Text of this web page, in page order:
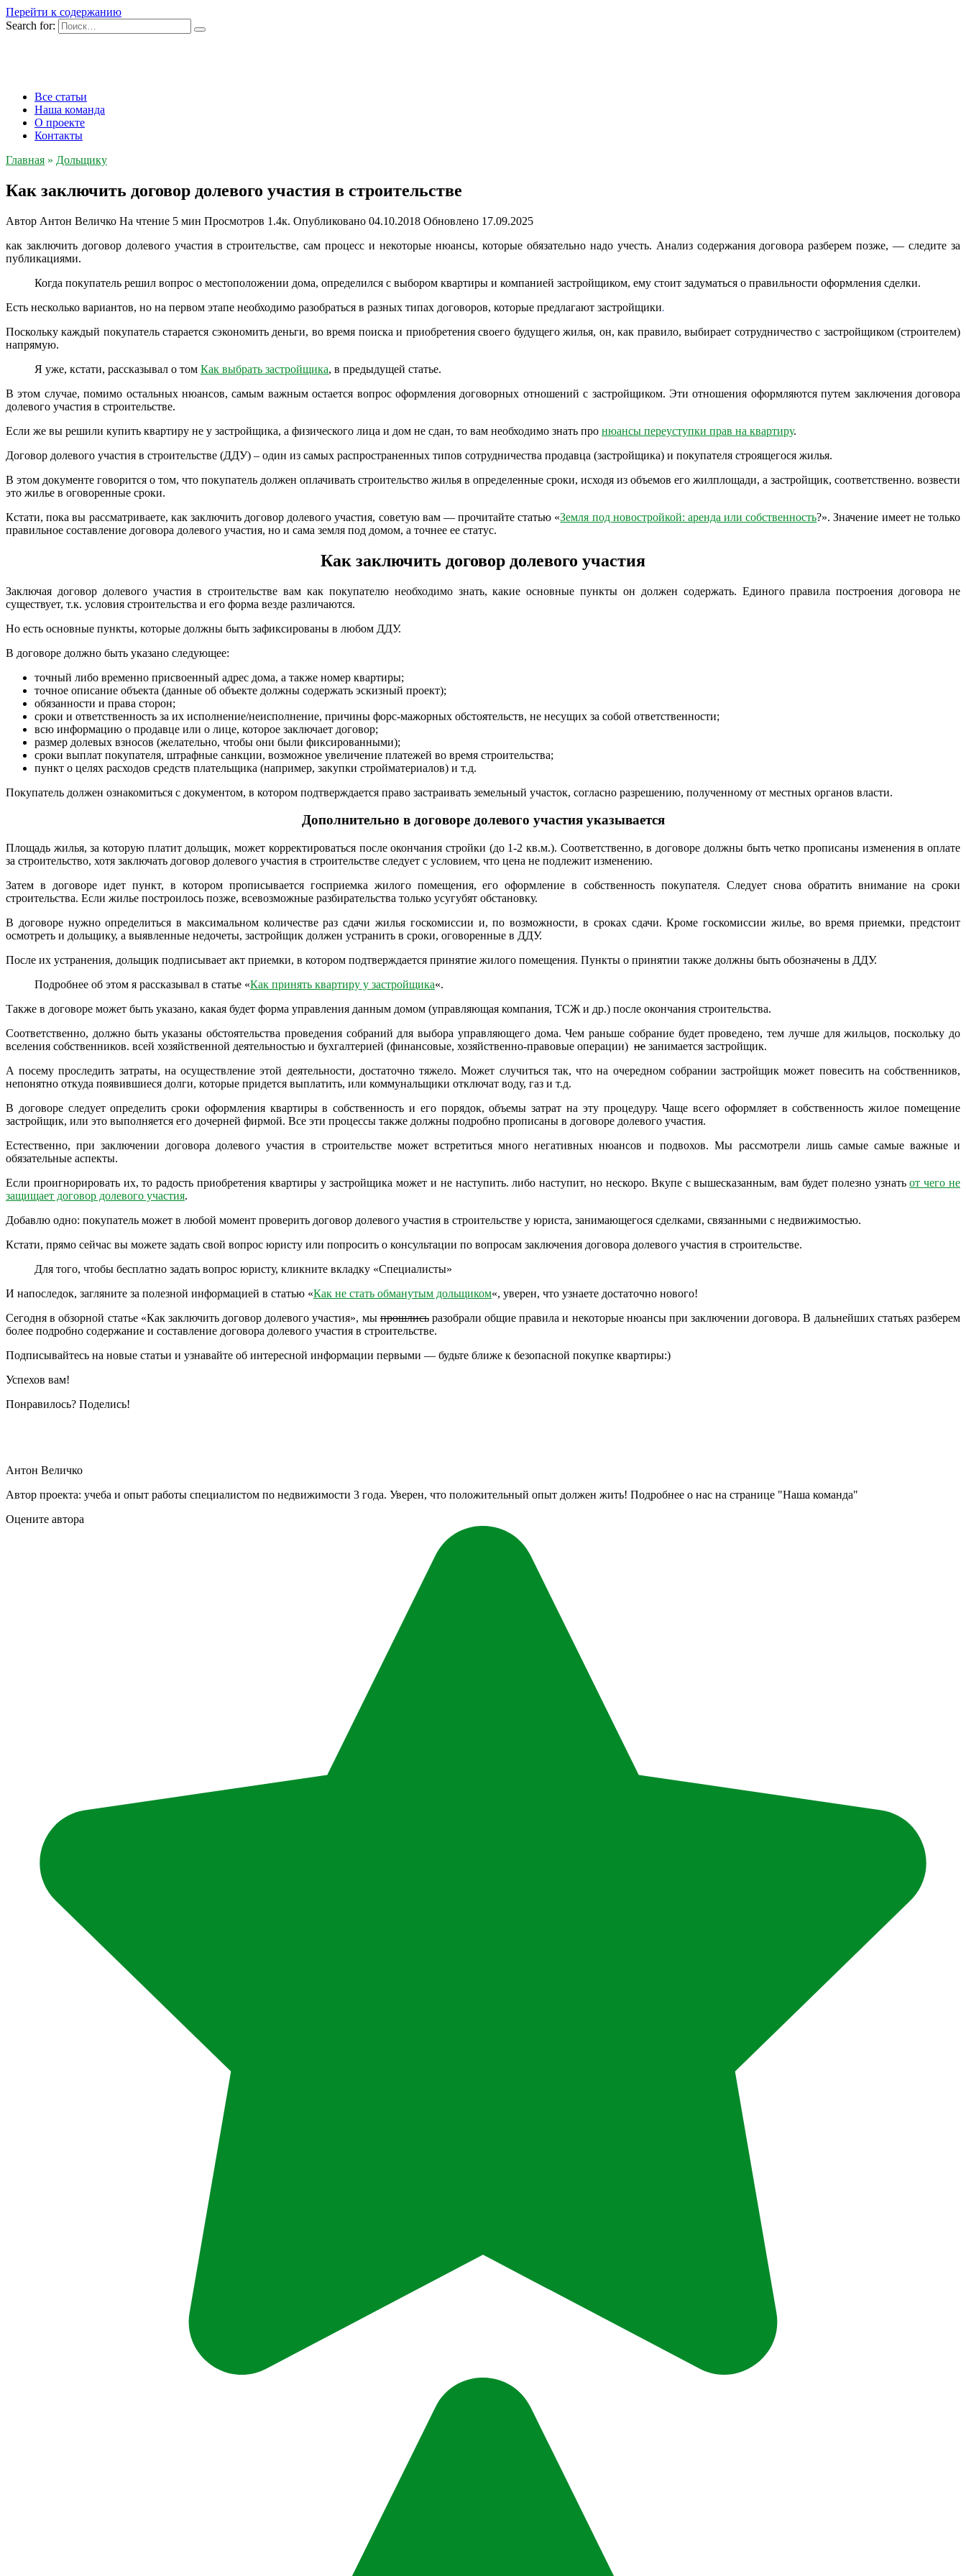
Перейти к содержанию
Search for:
Все статьи
Наша команда
О проекте
Контакты
Главная » Дольщику
Как заключить договор долевого участия в строительстве
Автор Антон Величко На чтение 5 мин Просмотров 1.4к. Опубликовано 04.10.2018 Обновлено 17.09.2025
как заключить договор долевого участия в строительстве, сам процесс и некоторые нюансы, которые обязательно надо учесть. Анализ содержания договора разберем позже, — следите за
публикациями.
Когда покупатель решил вопрос о местоположении дома, определился с выбором квартиры и компанией застройщиком, ему стоит задуматься о правильности оформления сделки.
Есть несколько вариантов, но на первом этапе необходимо разобраться в разных типах договоров, которые предлагают застройщики.
Поскольку каждый покупатель старается сэкономить деньги, во время поиска и приобретения своего будущего жилья, он, как правило, выбирает сотрудничество с застройщиком (строителем)
напрямую.
Я уже, кстати, рассказывал о том Как выбрать застройщика, в предыдущей статье.
В этом случае, помимо остальных нюансов, самым важным остается вопрос оформления договорных отношений с застройщиком. Эти отношения оформляются путем заключения договора
долевого участия в строительстве.
Если же вы решили купить квартиру не у застройщика, а физического лица и дом не сдан, то вам необходимо знать про нюансы переуступки прав на квартиру.
Договор долевого участия в строительстве (ДДУ) – один из самых распространенных типов сотрудничества продавца (застройщика) и покупателя строящегося жилья.
В этом документе говорится о том, что покупатель должен оплачивать строительство жилья в определенные сроки, исходя из объемов его жилплощади, а застройщик, соответственно. возвести
это жилье в оговоренные сроки.
Кстати, пока вы рассматриваете, как заключить договор долевого участия, советую вам — прочитайте статью «Земля под новостройкой: аренда или собственность?». Значение имеет не только
правильное составление договора долевого участия, но и сама земля под домом, а точнее ее статус.
Как заключить договор долевого участия
Заключая договор долевого участия в строительстве вам как покупателю необходимо знать, какие основные пункты он должен содержать. Единого правила построения договора не
существует, т.к. условия строительства и его форма везде различаются.
Но есть основные пункты, которые должны быть зафиксированы в любом ДДУ.
В договоре должно быть указано следующее:
точный либо временно присвоенный адрес дома, а также номер квартиры;
точное описание объекта (данные об объекте должны содержать эскизный проект);
обязанности и права сторон;
сроки и ответственность за их исполнение/неисполнение, причины форс-мажорных обстоятельств, не несущих за собой ответственности;
всю информацию о продавце или о лице, которое заключает договор;
размер долевых взносов (желательно, чтобы они были фиксированными);
сроки выплат покупателя, штрафные санкции, возможное увеличение платежей во время строительства;
пункт о целях расходов средств плательщика (например, закупки стройматериалов) и т.д.
Покупатель должен ознакомиться с документом, в котором подтверждается право застраивать земельный участок, согласно разрешению, полученному от местных органов власти.
Дополнительно в договоре долевого участия указывается
Площадь жилья, за которую платит дольщик, может корректироваться после окончания стройки (до 1-2 кв.м.). Соответственно, в договоре должны быть четко прописаны изменения в оплате
за строительство, хотя заключать договор долевого участия в строительстве следует с условием, что цена не подлежит изменению.
Затем в договоре идет пункт, в котором прописывается госприемка жилого помещения, его оформление в собственность покупателя. Следует снова обратить внимание на сроки
строительства. Если жилье построилось позже, всевозможные разбирательства только усугубят обстановку.
В договоре нужно определиться в максимальном количестве раз сдачи жилья госкомиссии и, по возможности, в сроках сдачи. Кроме госкомиссии жилье, во время приемки, предстоит
осмотреть и дольщику, а выявленные недочеты, застройщик должен устранить в сроки, оговоренные в ДДУ.
После их устранения, дольщик подписывает акт приемки, в котором подтверждается принятие жилого помещения. Пункты о принятии также должны быть обозначены в ДДУ.
Подробнее об этом я рассказывал в статье «Как принять квартиру у застройщика«.
Также в договоре может быть указано, какая будет форма управления данным домом (управляющая компания, ТСЖ и др.) после окончания строительства.
Соответственно, должно быть указаны обстоятельства проведения собраний для выбора управляющего дома. Чем раньше собрание будет проведено, тем лучше для жильцов, поскольку до
вселения собственников. всей хозяйственной деятельностью и бухгалтерией (финансовые, хозяйственно-правовые операции) не занимается застройщик.
А посему проследить затраты, на осуществление этой деятельности, достаточно тяжело. Может случиться так, что на очередном собрании застройщик может повесить на собственников,
непонятно откуда появившиеся долги, которые придется выплатить, или коммунальщики отключат воду, газ и т.д.
В договоре следует определить сроки оформления квартиры в собственность и его порядок, объемы затрат на эту процедуру. Чаще всего оформляет в собственность жилое помещение
застройщик, или это выполняется его дочерней фирмой. Все эти процессы также должны подробно прописаны в договоре долевого участия.
Естественно, при заключении договора долевого участия в строительстве может встретиться много негативных нюансов и подвохов. Мы рассмотрели лишь самые самые важные и
обязательные аспекты.
Если проигнорировать их, то радость приобретения квартиры у застройщика может и не наступить. либо наступит, но нескоро. Вкупе с вышесказанным, вам будет полезно узнатьот чего не
защищает договор долевого участия.
Добавлю одно: покупатель может в любой момент проверить договор долевого участия в строительстве у юриста, занимающегося сделками, связанными с недвижимостью.
Кстати, прямо сейчас вы можете задать свой вопрос юристу или попросить о консультации по вопросам заключения договора долевого участия в строительстве.
Для того, чтобы бесплатно задать вопрос юристу, кликните вкладку «Специалисты»
И напоследок, загляните за полезной информацией в статью «Как не стать обманутым дольщиком«, уверен, что узнаете достаточно нового!
Сегодня в обзорной статье «Как заключить договор долевого участия», мыпрошлисьразобрали общие правила и некоторые нюансы при заключении договора. В дальнейших статьях разберем
более подробно содержание и составление договора долевого участия в строительстве.
Подписывайтесь на новые статьи и узнавайте об интересной информации первыми — будьте ближе к безопасной покупке квартиры:)
Успехов вам!
Понравилось? Поделись!
Антон Величко
Автор проекта: учеба и опыт работы специалистом по недвижимости 3 года. Уверен, что положительный опыт должен жить! Подробнее о нас на странице "Наша команда"
Оцените автора